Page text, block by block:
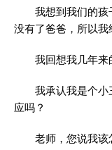
我想到我们的孩
没有了爸爸，所以我
我回想我几年来
我承认我是个小
应吗？
老师，您说我该